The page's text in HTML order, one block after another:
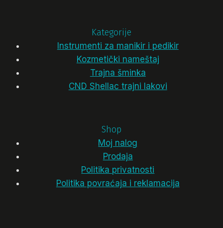
Kategorije
Instrumenti za manikir i pedikir
Kozmetički nameštaj
Trajna šminka
CND Shellac trajni lakovi
Shop
Moj nalog
Prodaja
Politika privatnosti
Politika povraćaja i reklamacija